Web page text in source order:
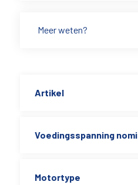
Meer weten?
Artikel
Voedingsspanning
Motortype